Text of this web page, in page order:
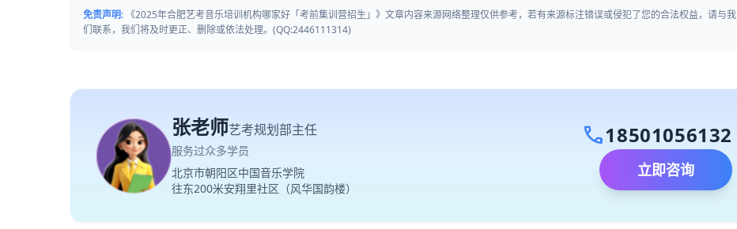
免责声明: 《2025年合肥艺考音乐培训机构哪家好「考前集训营招生」》文章内容来源网络整理仅供参考，若有来源标注错误或侵犯了您的合法权益，请与我
们联系，我们将及时更正、删除或依法处理。(QQ:2446111314)
张老师艺考规划部主任
服务过众多学员
北京市朝阳区中国音乐学院
往东200米安翔里社区（风华国韵楼）
call18501056132
立即咨询